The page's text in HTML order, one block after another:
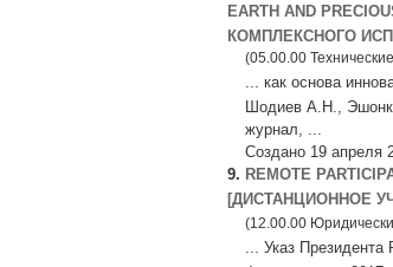
EARTH AND
КОМПЛЕКСНОГО
(05.00.00
... как основа
Шодиев А.Н.,
журнал, ...
Создано 19 апреля
9. REMOTE
[ДИСТАНЦИОННОЕ
(12.00.00
... Указ Президента